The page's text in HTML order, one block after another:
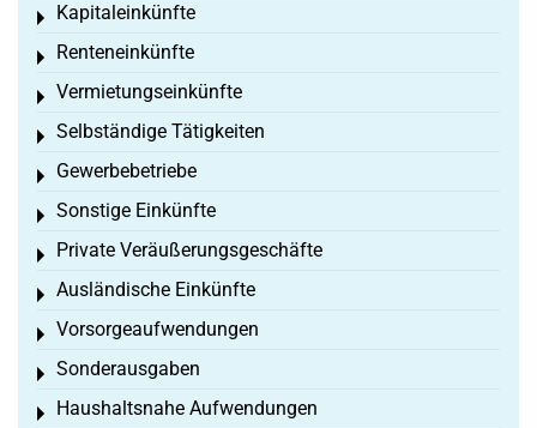
Kapitaleinkünfte
Toggle menu
Renteneinkünfte
Toggle menu
Vermietungseinkünfte
Toggle menu
Selbständige Tätigkeiten
Toggle menu
Gewerbebetriebe
Toggle menu
Sonstige Einkünfte
Toggle menu
Private Veräußerungsgeschäfte
Toggle menu
Ausländische Einkünfte
Toggle menu
Vorsorgeaufwendungen
Toggle menu
Sonderausgaben
Toggle menu
Haushaltsnahe Aufwendungen
Toggle menu